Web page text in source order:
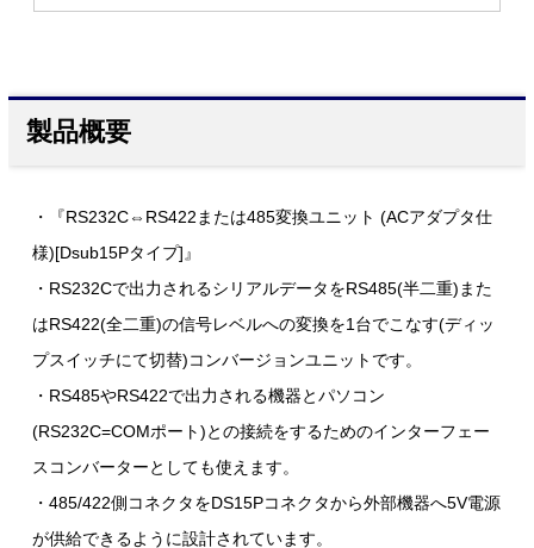
製品概要
・『RS232C⇔RS422または485変換ユニット (ACアダプタ仕
様)[Dsub15Pタイプ]』
・RS232Cで出力されるシリアルデータをRS485(半二重)また
はRS422(全二重)の信号レベルへの変換を1台でこなす(ディッ
プスイッチにて切替)コンバージョンユニットです。
・RS485やRS422で出力される機器とパソコン
(RS232C=COMポート)との接続をするためのインターフェー
スコンバーターとしても使えます。
・485/422側コネクタをDS15Pコネクタから外部機器へ5V電源
が供給できるように設計されています。